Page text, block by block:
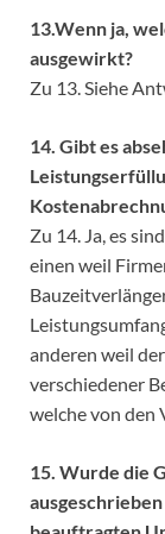
13.Wenn ja,
ausgewirkt?
Zu 13. Siehe
14. Gibt es
Zu 14. Ja, es
einen weil
anderen weil
verschiedener
welche von den
15. Wurde die